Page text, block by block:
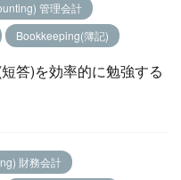
管理会計
Bookkeeping(簿記)
答)を効率的に勉強する
財務会計